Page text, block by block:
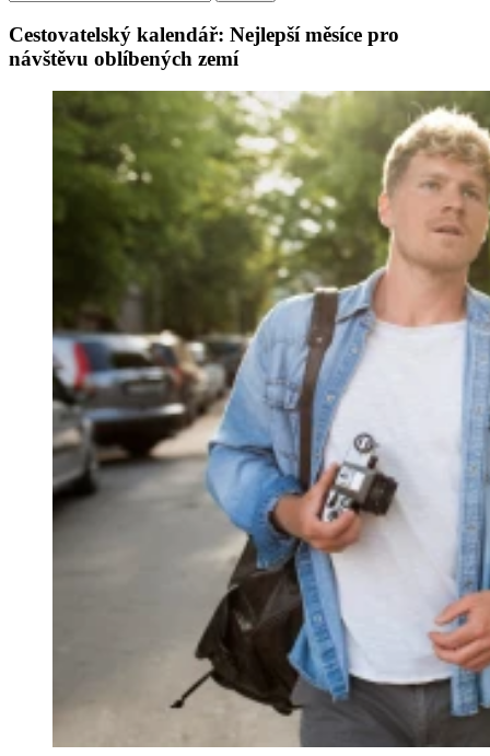
Cestovatelský kalendář: Nejlepší měsíce pro
návštěvu oblíbených zemí